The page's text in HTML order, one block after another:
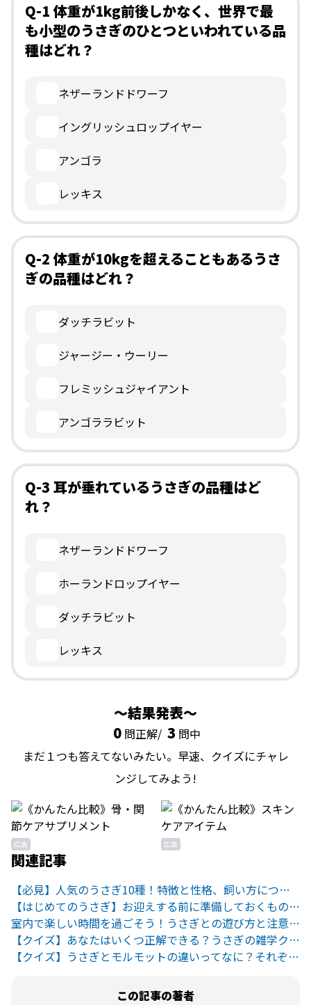
Q-1 体重が1kg前後しかなく、世界で最
も小型のうさぎのひとつといわれている品
種はどれ？
ネザーランドドワーフ
イングリッシュロップイヤー
アンゴラ
レッキス
Q-2 体重が10kgを超えることもあるうさ
ぎの品種はどれ？
ダッチラビット
ジャージー・ウーリー
フレミッシュジャイアント
アンゴララビット
Q-3 耳が垂れているうさぎの品種はど
れ？
ネザーランドドワーフ
ホーランドロップイヤー
ダッチラビット
レッキス
結果発表
0 問正解/ 3 問中
まだ１つも答えてないみたい。早速、クイズにチャレ
ンジしてみよう!
広告 広告
関連記事
【必見】人気のうさぎ10種！特徴と性格、飼い方について
【はじめてのうさぎ】お迎えする前に準備しておくものとは
室内で楽しい時間を過ごそう！うさぎとの遊び方と注意点。
【クイズ】あなたはいくつ正解できる？うさぎの雑学クイズ
【クイズ】うさぎとモルモットの違いってなに？それぞれの特徴を解説
この記事の著者